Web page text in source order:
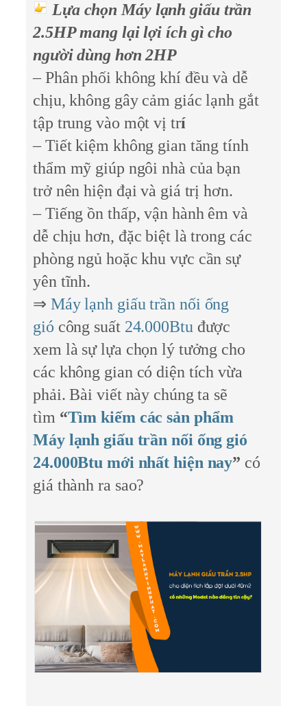
Lựa chọn Máy lạnh giấu trần
2.5HP mang lại lợi ích gì cho
người dùng hơn 2HP
– Phân phối không khí đều và dễ
chịu, không gây cảm giác lạnh gắt
tập trung vào một vị trí
– Tiết kiệm không gian tăng tính
thẩm mỹ giúp ngôi nhà của bạn
trở nên hiện đại và giá trị hơn.
– Tiếng ồn thấp, vận hành êm và
dễ chịu hơn, đặc biệt là trong các
phòng ngủ hoặc khu vực cần sự
yên tĩnh.
⇒ Máy lạnh giấu trần nối ống
gió công suất 24.000Btu được
xem là sự lựa chọn lý tưởng cho
các không gian có diện tích vừa
phải. Bài viết này chúng ta sẽ
tìm “Tìm kiếm các sản phẩm
Máy lạnh giấu trần nối ống gió
24.000Btu mới nhất hiện nay” có
giá thành ra sao?